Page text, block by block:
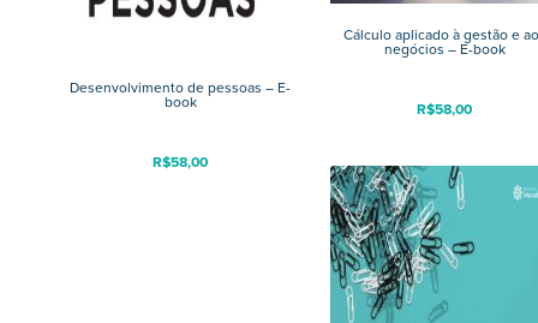
Desenvolvimento de pessoas – E-
book
R$58,00
Cálculo aplicado à gestão e
negócios – E-book
R$58,00